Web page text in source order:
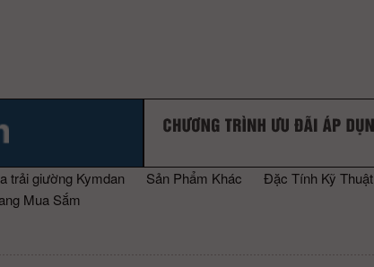
trải giường Kymdan Sản Phẩm Khác Đặc Tính Kỹ Thuật
Mua Sắm